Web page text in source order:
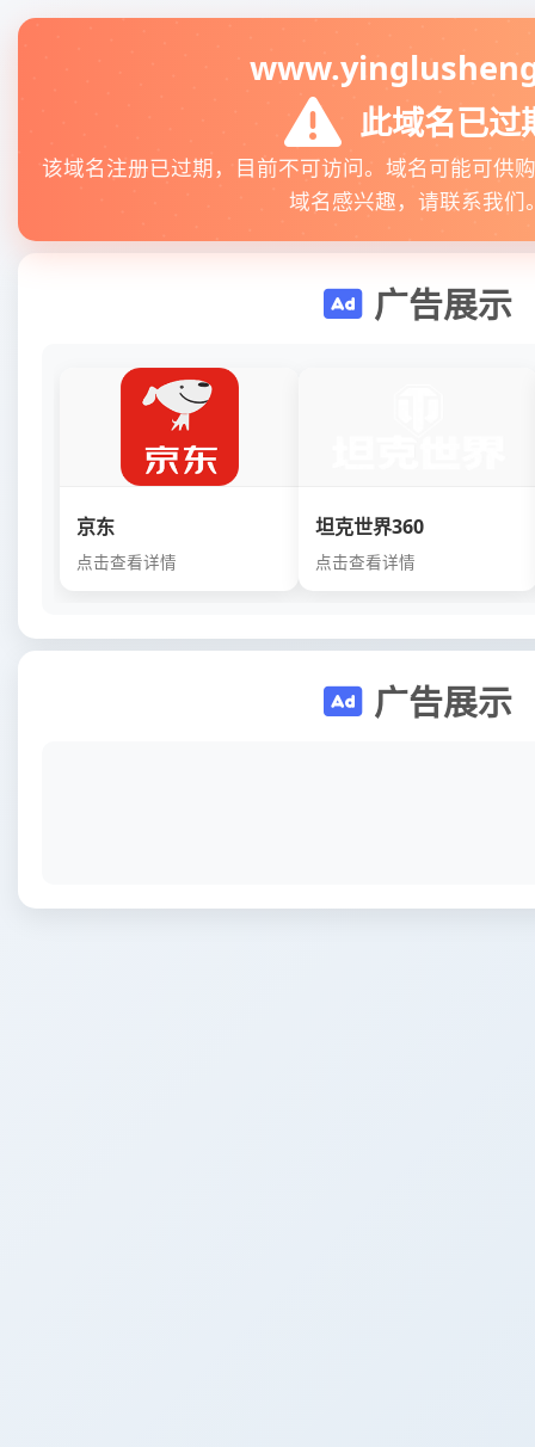
此域名已过
该域名注册已过期，目前不可访问。域名可能可供
域名感兴趣，请联系我们
广告展示
京东
点击查看详情
坦克世界360
点击查看详情
广告展示